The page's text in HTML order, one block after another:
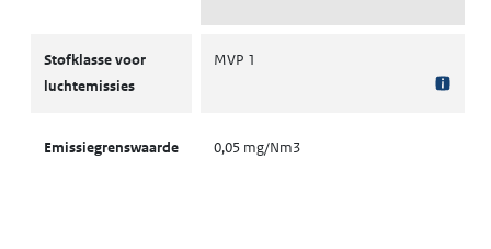
Stofklasse voor
luchtemissies
MVP 1
Emissiegrenswaarde 0,05 mg/Nm3